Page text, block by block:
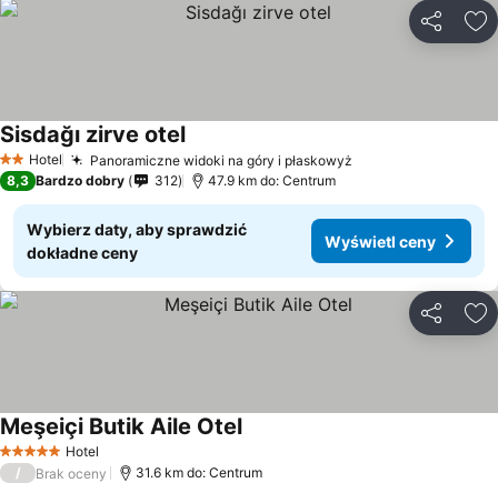
2 Kategoria
Hotel Panoramiczne widoki na góry i płaskowyż
Sisdağı zirve otel
8,3 Bardzo dobry 312 47.9 km do: Centrum
Wybierz daty, aby sprawdzić
dokładne ceny
Wyświetl ceny
5 KategoriaHotel
Meşeiçi Butik Aile Otel
/ Brak oceny 31.6 km do: Centrum